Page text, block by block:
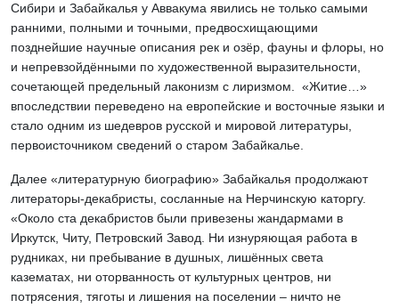
Сибири и Забайкалья у Аввакума явились не только самыми
ранними, полными и точными, предвосхищающими
позднейшие научные описания рек и озёр, фауны и флоры, но
и непревзойдёнными по художественной выразительности,
сочетающей предельный лаконизм с лиризмом. «Житие…»
впоследствии переведено на европейские и восточные языки и
стало одним из шедевров русской и мировой литературы,
первоисточником сведений о старом Забайкалье.
Далее «литературную биографию» Забайкалья продолжают
литераторы-декабристы, сосланные на Нерчинскую каторгу.
«Около ста декабристов были привезены жандармами в
Иркутск, Читу, Петровский Завод. Ни изнуряющая работа в
рудниках, ни пребывание в душных, лишённых света
казематах, ни оторванность от культурных центров, ни
потрясения, тяготы и лишения на поселении – ничто не